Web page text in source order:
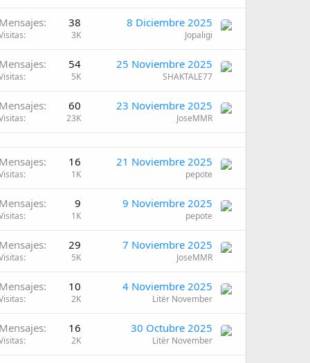
Mensajes 38
3K
8 Diciembre 2025
Jopaligi
Mensajes 54
5K
25 Noviembre 2025
SHAKTALE77
Mensajes 60
23K
23 Noviembre 2025
JoseMMR
Mensajes 16
1K
21 Noviembre 2025
pepote
Mensajes 9
1K
9 Noviembre 2025
pepote
Mensajes 29
5K
7 Noviembre 2025
JoseMMR
Mensajes 10
2K
4 Noviembre 2025
Litër November
Mensajes 16
2K
30 Octubre 2025
Litër November